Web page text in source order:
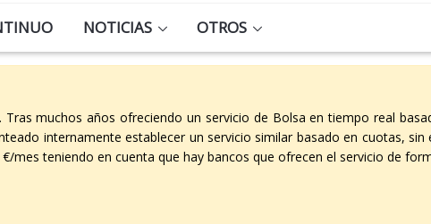
NOTICIAS OTROS
Tras muchos años ofreciendo un servicio de Bolsa en tiempo real
internamente establecer un servicio similar basado en cuotas,
mes teniendo en cuenta que hay bancos que ofrecen el servicio de